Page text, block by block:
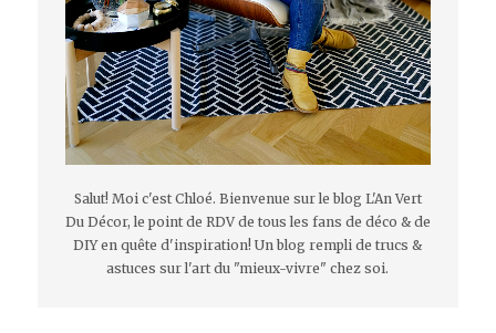
Salut! Moi c'est Chloé. Bienvenue sur le blog L'An Vert
Du Décor, le point de RDV de tous les fans de déco & de
DIY en quête d'inspiration! Un blog rempli de trucs &
astuces sur l'art du "mieux-vivre" chez soi.